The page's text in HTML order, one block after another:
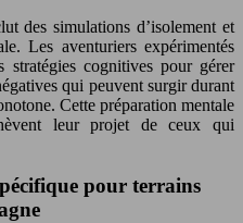
des simulations d’isolement et
Les aventuriers expérimentés
stratégies cognitives pour gérer
qui peuvent surgir durant
Cette préparation mentale
leur projet de ceux qui
pour terrains